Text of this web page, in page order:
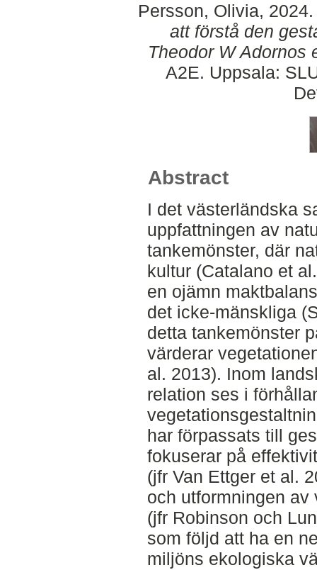
Persson, Olivia,
att förstå den
Theodor W Adornos
A2E. Uppsala:
Abstract
I det västerländska
uppfattningen av
tankemönster, där
kultur (Catalano et
en ojämn
det icke-mänskliga
detta tankemönster
värderar
al. 2013). Inom
relation ses i
har förpassats till
fokuserar på
(jfr Van Ettger et al.
och utformningen
(jfr Robinson och
som följd att ha en
miljöns ekologiska